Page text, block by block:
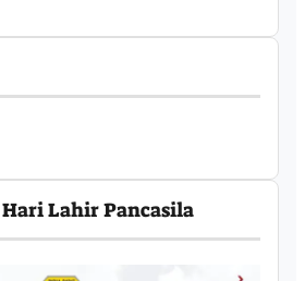
Lahir Pancasila